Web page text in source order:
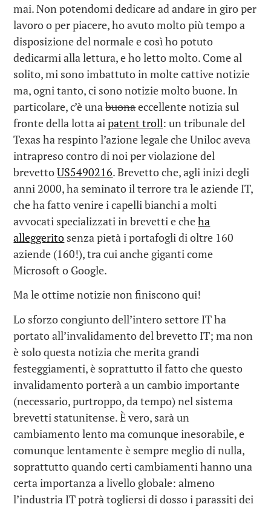
mai. Non potendomi dedicare ad andare in giro per
lavoro o per piacere, ho avuto molto più tempo a
disposizione del normale e così ho potuto
dedicarmi alla lettura, e ho letto molto. Come al
solito, mi sono imbattuto in molte cattive notizie
ma, ogni tanto, ci sono notizie molto buone. In
particolare, c’è unabuonaeccellente notizia sul
fronte della lotta aipatent troll: un tribunale del
Texas ha respinto l’azione legale che Uniloc aveva
intrapreso contro di noi per violazione del
brevettoUS5490216. Brevetto che, agli inizi degli
anni 2000, ha seminato il terrore tra le aziende IT,
che ha fatto venire i capelli bianchi a molti
avvocati specializzati in brevetti e cheha
alleggerito senza pietà i portafogli di oltre 160
aziende (160!), tra cui anche giganti come
Microsoft o Google.
Ma le ottime notizie non finiscono qui!
Lo sforzo congiunto dell’intero settore IT ha
portato all’invalidamento del brevetto IT; ma non
è solo questa notizia che merita grandi
festeggiamenti, è soprattutto il fatto che questo
invalidamento porterà a un cambio importante
(necessario, purtroppo, da tempo) nel sistema
brevetti statunitense. È vero, sarà un
cambiamento lento ma comunque inesorabile, e
comunque lentamente è sempre meglio di nulla,
soprattutto quando certi cambiamenti hanno una
certa importanza a livello globale: almeno
l’industria IT potrà togliersi di dosso i parassiti dei